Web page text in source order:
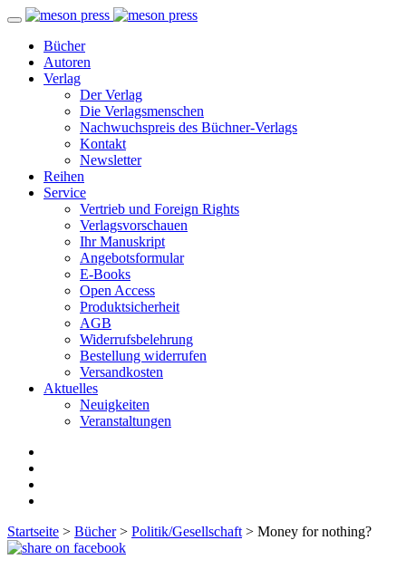
Bücher
Autoren
Verlag
Der Verlag
Die Verlagsmenschen
Nachwuchspreis des Büchner-Verlags
Kontakt
Newsletter
Reihen
Service
Vertrieb und Foreign Rights
Verlagsvorschauen
Ihr Manuskript
Angebotsformular
E-Books
Open Access
Produktsicherheit
AGB
Widerrufsbelehrung
Bestellung widerrufen
Versandkosten
Aktuelles
Neuigkeiten
Veranstaltungen
Startseite > Bücher> Politik/Gesellschaft > Money for nothing?